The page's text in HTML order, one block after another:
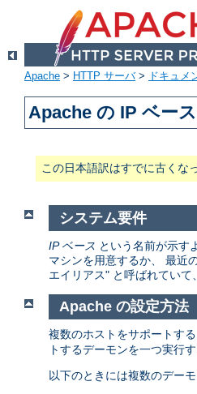
Apache > HTTP サーバ> ドキュメ
Apache の IP ベー
この日本語訳はすでに古くな
システム要件
IP ベース という名前が示す
マシンを用意するか、 最近
エイリアス" と呼ばれていて
Apache の設定方法
複数のホストをサポートす
トするデーモンを一つ実行す
以下のときには複数のデー